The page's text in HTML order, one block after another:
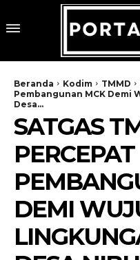
Beranda Kodim TMMD
Pembangunan MCK Demi
Desa...
SATGAS
PERCEPAT
DEMI